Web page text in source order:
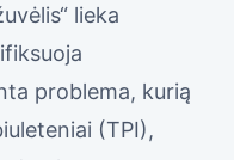
lieka
problema, kurią
(TPI),